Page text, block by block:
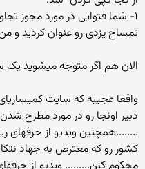
۱- شما فتوایی در مورد مجوز
تمساح یزدی رو عنوان کردید و
الان هم اگر متوجه میشوید یک
واقعا عجیبه که سایت
دبیر اونجا رو در مورد مطرح
........همچنین ویدیو از
کشور رو که معترض به جهاد